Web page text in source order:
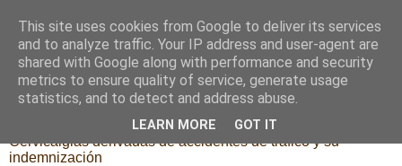
cervicalgias
Cervicalgias derivadas de accidentes de tráfico y su
indemnización
This site uses cookies from Google to deliver its services
and to analyze traffic. Your IP address and user-agent are
shared with Google along with performance and security
metrics to ensure quality of service, generate usage
statistics, and to detect and address abuse.
LEARN MORE GOT IT